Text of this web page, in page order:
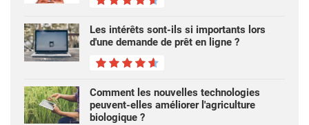
Les intérêts sont-ils si importants lors
d'une demande de prêt en ligne ?
Comment les nouvelles technologies
peuvent-elles améliorer l'agriculture
biologique ?